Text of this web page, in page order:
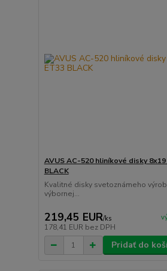
AVUS AC-520 hliníkové disky
BLACK
Kvalitné disky svetoznámeho
výbornej...
219,45 EUR/ks
178,41 EUR bez DPH
Pridať do